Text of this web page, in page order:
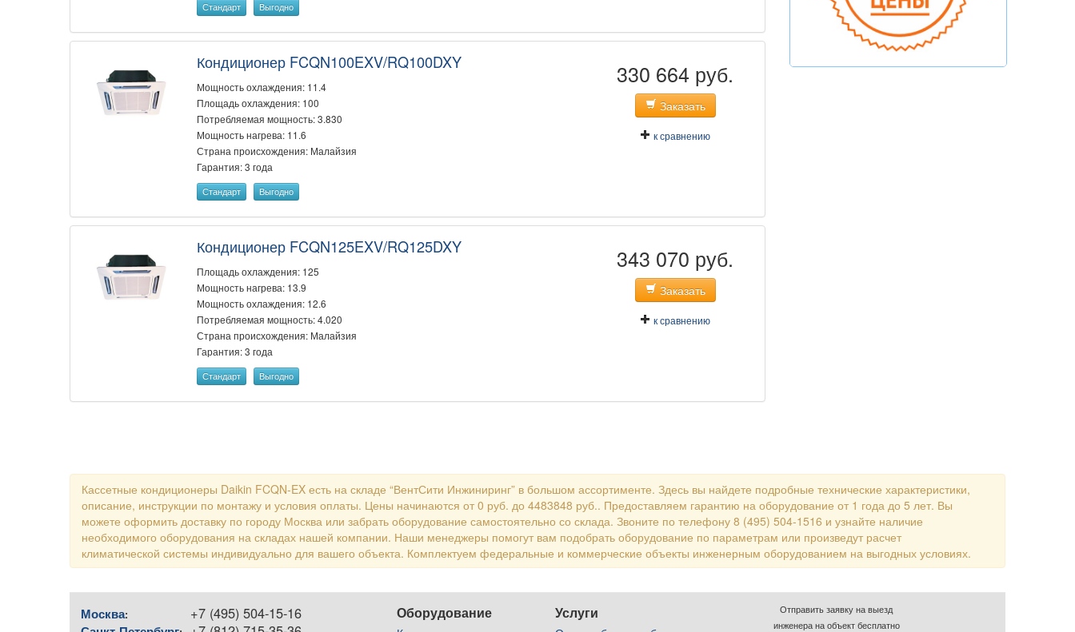
Стандарт Выгодно
Кондиционер FCQN100EXV/RQ100DXY
Мощность охлаждения: 11.4
Площадь охлаждения: 100
Потребляемая мощность: 3.830
Мощность нагрева: 11.6
Страна происхождения: Малайзия
Гарантия: 3 года
Стандарт Выгодно
330 664 руб.
Заказать
к сравнению
Кондиционер FCQN125EXV/RQ125DXY
Площадь охлаждения: 125
Мощность нагрева: 13.9
Мощность охлаждения: 12.6
Потребляемая мощность: 4.020
Страна происхождения: Малайзия
Гарантия: 3 года
Стандарт Выгодно
343 070 руб.
Заказать
к сравнению
Кассетные кондиционеры Daikin FCQN-EX есть на складе “ВентСити Инжиниринг” в большом ассортименте. Здесь вы найдете подробные технические характеристики,
описание, инструкции по монтажу и условия оплаты. Цены начинаются от 0 руб. до 4483848 руб.. Предоставляем гарантию на оборудование от 1 года до 5 лет. Вы
можете оформить доставку по городу Москва или забрать оборудование самостоятельно со склада. Звоните по телефону 8 (495) 504-1516 и узнайте наличие
необходимого оборудования на складах нашей компании. Наши менеджеры помогут вам подобрать оборудование по параметрам или произведут расчет
климатической системы индивидуально для вашего объекта. Комплектуем федеральные и коммерческие объекты инженерным оборудованием на выгодных условиях.
Москва: +7 (495) 504-15-16 Оборудование Услуги
Отправить заявку на выезд
инженера на объект бесплатно